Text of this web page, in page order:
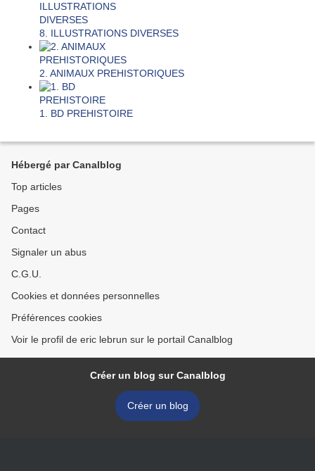
8. ILLUSTRATIONS DIVERSES
2. ANIMAUX PREHISTORIQUES
1. BD PREHISTOIRE
Hébergé par Canalblog
Top articles
Pages
Contact
Signaler un abus
C.G.U.
Cookies et données personnelles
Préférences cookies
Voir le profil de eric lebrun sur le portail Canalblog
Créer un blog sur Canalblog
Créer un blog